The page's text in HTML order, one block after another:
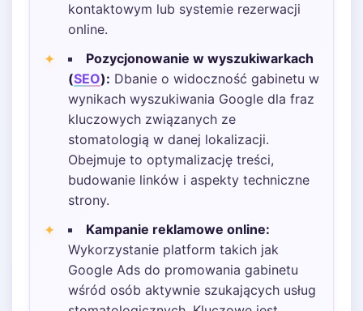
kontaktowym lub systemie rezerwacji
online.
Pozycjonowanie w wyszukiwarkach
(SEO): Dbanie o widoczność gabinetu w
wynikach wyszukiwania Google dla fraz
kluczowych związanych ze
stomatologią w danej lokalizacji.
Obejmuje to optymalizację treści,
budowanie linków i aspekty techniczne
strony.
Kampanie reklamowe online:
Wykorzystanie platform takich jak
Google Ads do promowania gabinetu
wśród osób aktywnie szukających usług